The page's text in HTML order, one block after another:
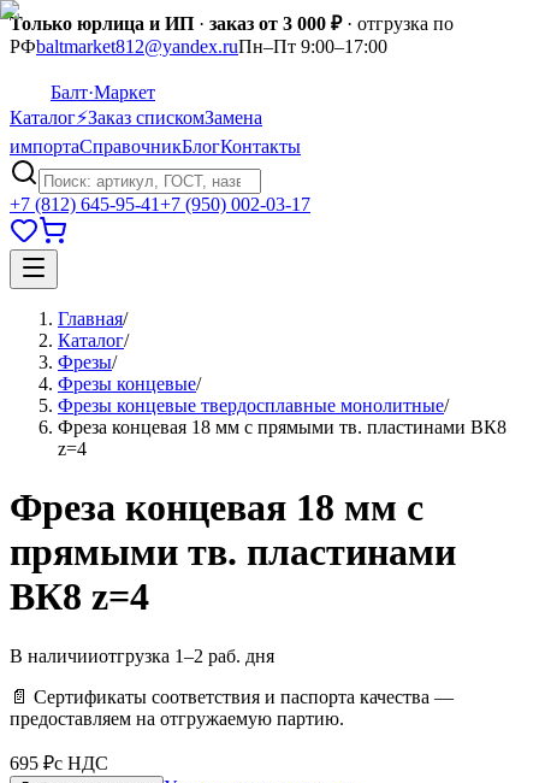
Только юрлица и ИП · заказ от 3 000 ₽· отгрузка по
РФbaltmarket812@yandex.ruПн–Пт 9:00–17:00
Балт·Маркет
Каталог⚡Заказ спискомЗамена
импортаСправочникБлогКонтакты
+7 (812) 645-95-41+7 (950) 002-03-17
Главная/
Каталог/
Фрезы/
Фрезы концевые/
Фрезы концевые твердосплавные монолитные/
Фреза концевая 18 мм с прямыми тв. пластинами ВК8
z=4
Фреза концевая 18 мм с
прямыми тв. пластинами
ВК8 z=4
В наличииотгрузка 1–2 раб. дня
📄 Сертификаты соответствия и паспорта качества —
предоставляем на отгружаемую партию.
695 ₽с НДС